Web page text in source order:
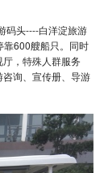
码头----白洋淀旅游
靠600艘船只。同时
，特殊人群服务
询、宣传册、导游